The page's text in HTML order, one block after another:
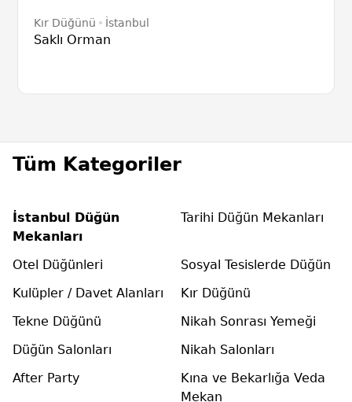
Kır Düğünü İstanbul
Saklı Orman
Tüm Kategoriler
İstanbul Düğün
Mekanları
Tarihi Düğün Mekanları
Otel Düğünleri
Sosyal Tesislerde Düğün
Kulüpler / Davet Alanları
Kır Düğünü
Tekne Düğünü
Nikah Sonrası Yemeği
Düğün Salonları
Nikah Salonları
After Party
Kına ve Bekarlığa Veda
Mekan